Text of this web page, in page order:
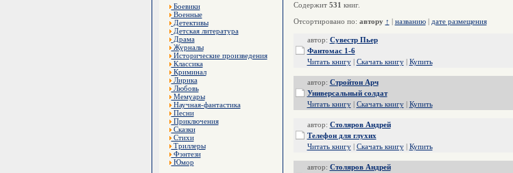
Боевики
Военные
Детективы
Детская литература
Драма
Журналы
Исторические произведения
Классика
Криминал
Лирика
Любовь
Мемуары
Научная-фантастика
Песни
Приключения
Сказки
Стихи
Триллеры
Фэнтези
Юмор
Содержит 531 книг.
Отсортировано по: автору ↑ | названию| дате размещения
автор: Сувестр Пьер
Фантомас 1-6
Читать книгу| Скачать книгу| Купить
автор: Стройтон Арч
Универсальный солдат
Читать книгу| Скачать книгу| Купить
автор: Столяров Андрей
Телефон для глухих
Читать книгу| Скачать книгу| Купить
автор: Столяров Андрей